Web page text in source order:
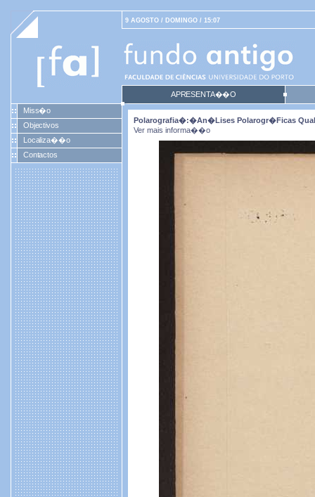
9 AGOSTO / DOMINGO / 15:07
APRESENTA��O
Miss�o
Objectivos
Localiza��o
Contactos
Polarografia�:�an�lises Polarogr�ficas
Ver mais informa��o